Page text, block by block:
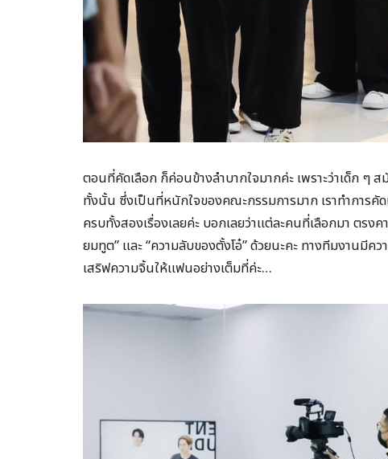
ตอนที่คัดเลือก ก็ค่อนข้างลำบากใจมากค่ะ เพราะว่าเด็ก
ทั้งนั้น ซึ่งเป็นที่หนักใจของคณะกรรมการมาก เราทำการคั
ครบทั้งสองเรื่องเลยค่ะ บอกเลยว่าแต่ละคนที่เลือกมา ตร
ยมทูต” และ “ความลับของตั้งโอ๋” ด้วยนะคะ ทางทีมงานมีค
เสริฟความจิ้นให้แฟนอย่างเต็มที่ค่ะ…